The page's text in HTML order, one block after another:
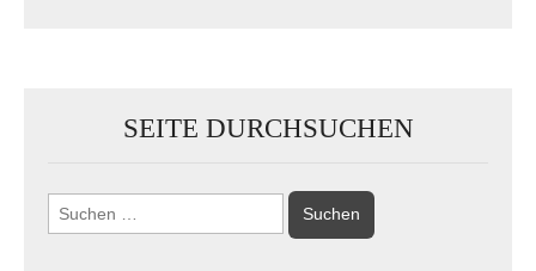
SEITE DURCHSUCHEN
Suchen
nach: